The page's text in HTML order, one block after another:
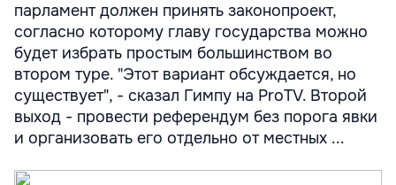
парламент должен принять законопроект,
согласно которому главу государства можно
будет избрать простым большинством во
втором туре. "Этот вариант обсуждается, но
существует", - сказал Гимпу на ProTV. Второй
выход - провести референдум без порога явки
и организовать его отдельно от местных ...